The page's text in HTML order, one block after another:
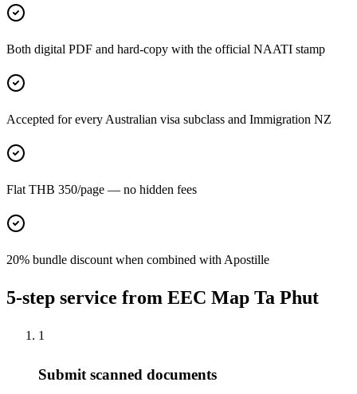
Both digital PDF and hard-copy with the official NAATI stamp
Accepted for every Australian visa subclass and Immigration NZ
Flat THB 350/page — no hidden fees
20% bundle discount when combined with Apostille
5-step service from EEC Map Ta Phut
1
Submit scanned documents